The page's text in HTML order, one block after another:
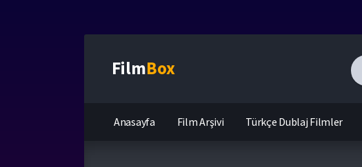
FilmBox
Anasayfa Film Arşivi Türkçe Dublaj Filmler